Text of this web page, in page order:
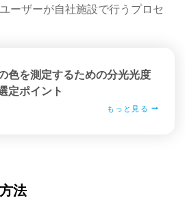
ーザーが自社施設で行うプロセ
色を測定するための分光光度
定ポイント
もっと見る
法